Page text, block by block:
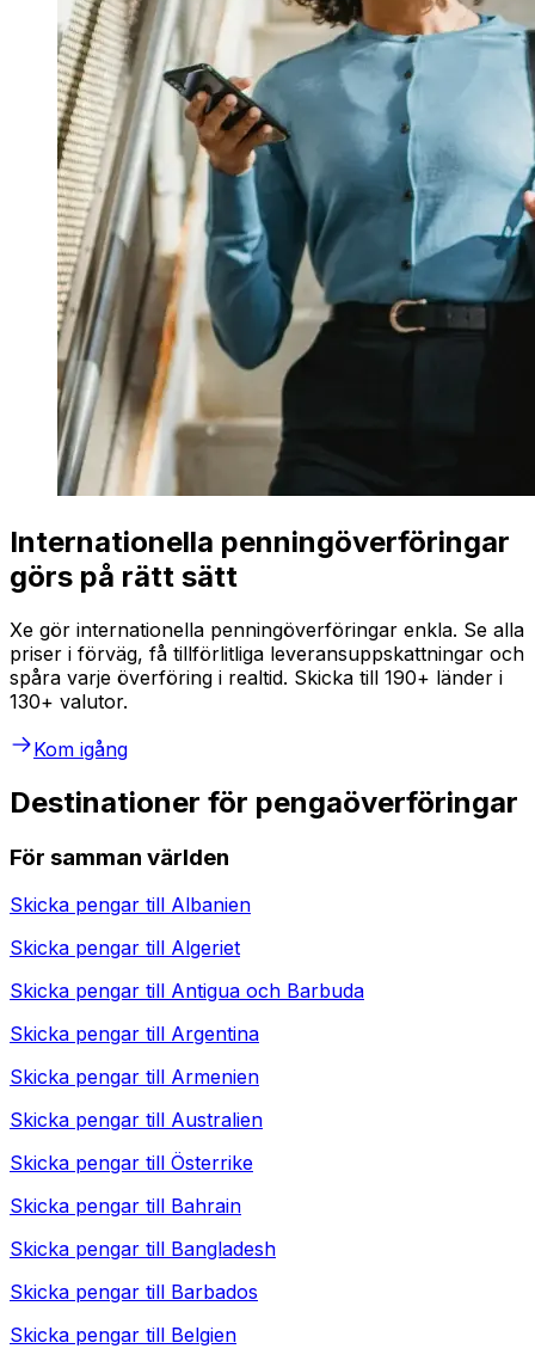
Internationella penningöverföringar
görs på rätt sätt
Xe gör internationella penningöverföringar enkla. Se alla
priser i förväg, få tillförlitliga leveransuppskattningar och
spåra varje överföring i realtid. Skicka till 190+ länder i
130+ valutor.
Kom igång
Destinationer för pengaöverföringar
För samman världen
Skicka pengar till Albanien
Skicka pengar till Algeriet
Skicka pengar till Antigua och Barbuda
Skicka pengar till Argentina
Skicka pengar till Armenien
Skicka pengar till Australien
Skicka pengar till Österrike
Skicka pengar till Bahrain
Skicka pengar till Bangladesh
Skicka pengar till Barbados
Skicka pengar till Belgien